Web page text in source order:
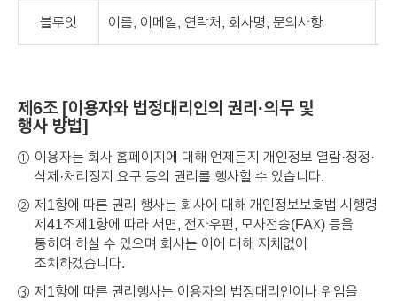
블루잇 이름, 이메일, 연락처, 회사명, 문의사항
제6조 [이용자와 법정대리인의 권리·의무 및
행사 방법]
① 이용자는 회사 홈페이지에 대해 언제든지 개인정보 열람·정정·
삭제·처리정지 요구 등의 권리를 행사할 수 있습니다.
② 제1항에 따른 권리 행사는 회사에 대해 개인정보보호법 시행령
제41조제1항에 따라 서면, 전자우편, 모사전송(FAX) 등을
통하여 하실 수 있으며 회사는 이에 대해 지체없이
조치하겠습니다.
③ 제1항에 따른 권리행사는 이용자의 법정대리인이나 위임을